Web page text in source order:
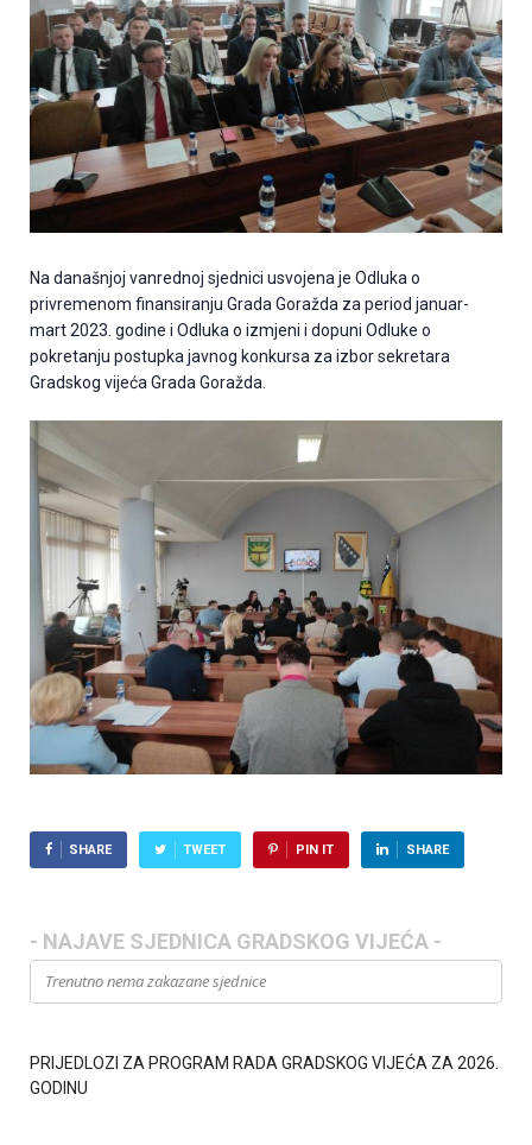
Na današnjoj vanrednoj sjednici usvojena je Odluka o
privremenom finansiranju Grada Goražda za period januar-
mart 2023. godine i Odluka o izmjeni i dopuni Odluke o
pokretanju postupka javnog konkursa za izbor sekretara
Gradskog vijeća Grada Goražda.
SHARE TWEET PIN IT SHARE
- NAJAVE SJEDNICA GRADSKOG VIJEĆA -
Trenutno nema zakazane sjednice
PRIJEDLOZI ZA PROGRAM RADA GRADSKOG VIJEĆA ZA 2026.
GODINU